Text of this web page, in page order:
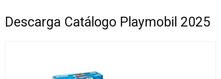
Descarga Catálogo Playmobil 2025